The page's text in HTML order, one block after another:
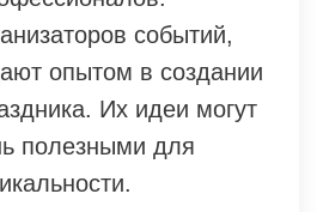
событий,
опытом в создании
Их идеи могут
полезными для